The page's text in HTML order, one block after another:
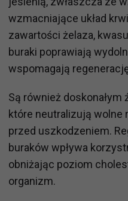
wzmacniające układ
zawartości żelaza,
buraki poprawiają
wspomagają
Są również doskonałym
które neutralizują wolne
przed uszkodzeniem.
buraków wpływa
obniżając poziom
organizm.